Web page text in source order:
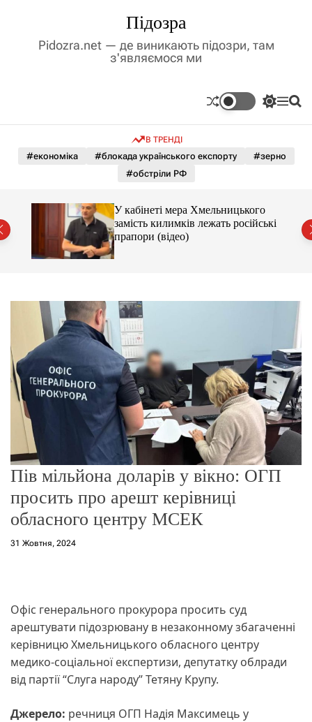
у
Підозра
Pidozra.net — де виникають підозри, там
з'являємося ми
П
м
к
о
е
ж
м
у
М П
В ТРЕНДІ
#економіка #блокада українського експорту
#зерно
#обстріли РФ
У кабінеті мера Хмельницького
замість килимків лежать російські
прапори (відео)
Пів мільйона доларів у вікно: ОГП
просить про арешт керівниці
обласного центру МСЕК
31 Жовтня, 2024
Офіс генерального прокурора просить суд
арештувати підозрювану в незаконному збагаченні
керівницю Хмельницького обласного центру
медико-соціальної експертизи, депутатку облради
від партії “Слуга народу” Тетяну Крупу.
Джерело: речниця ОГП Надія Максимець у